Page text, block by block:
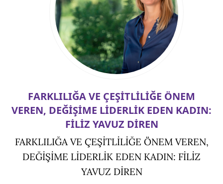
FARKLILIĞA VE ÇEŞİTLİLİĞE ÖNEM
VEREN, DEĞİŞİME LİDERLİK EDEN KADIN:
FİLİZ YAVUZ DİREN
FARKLILIĞA VE ÇEŞİTLİLİĞE ÖNEM VEREN,
DEĞİŞİME LİDERLİK EDEN KADIN: FİLİZ
YAVUZ DİREN